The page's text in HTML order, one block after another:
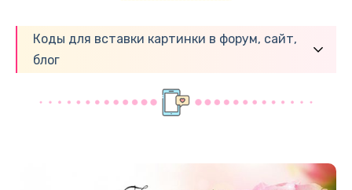
Коды для вставки картинки в форум, сайт,
блог